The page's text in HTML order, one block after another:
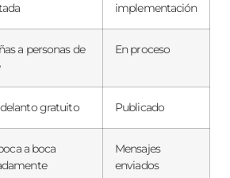
implementación
a personas de
En proceso
gratuito Publicado
a boca
Mensajes
enviados